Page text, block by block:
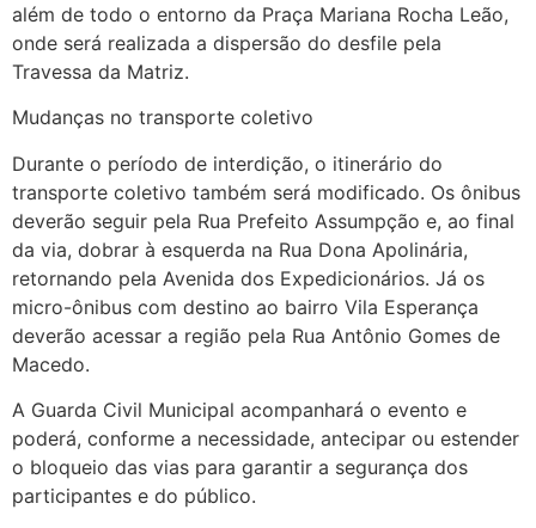
além de todo o entorno da Praça Mariana Rocha Leão,
onde será realizada a dispersão do desfile pela
Travessa da Matriz.
Mudanças no transporte coletivo
Durante o período de interdição, o itinerário do
transporte coletivo também será modificado. Os ônibus
deverão seguir pela Rua Prefeito Assumpção e, ao final
da via, dobrar à esquerda na Rua Dona Apolinária,
retornando pela Avenida dos Expedicionários. Já os
micro-ônibus com destino ao bairro Vila Esperança
deverão acessar a região pela Rua Antônio Gomes de
Macedo.
A Guarda Civil Municipal acompanhará o evento e
poderá, conforme a necessidade, antecipar ou estender
o bloqueio das vias para garantir a segurança dos
participantes e do público.